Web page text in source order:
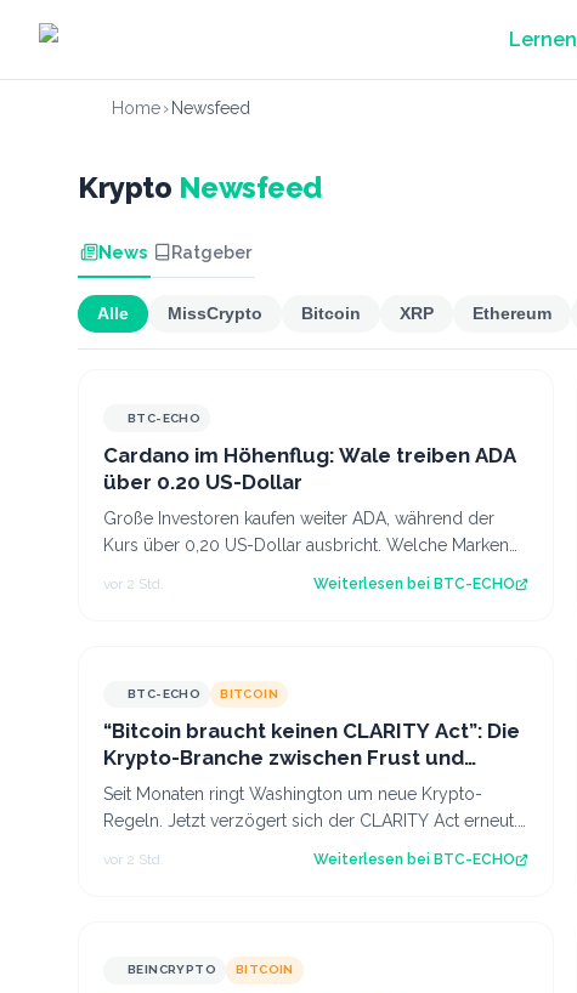
Lernen
Home› Newsfeed
Krypto Newsfeed
News Ratgeber
Alle MissCrypto Bitcoin XRP Ethereum
BTC-ECHO
Cardano im Höhenflug: Wale treiben ADA
über 0.20 US-Dollar
Große Investoren kaufen weiter ADA, während der
Kurs über 0,20 US-Dollar ausbricht. Welche Marken
vor 2 Std. Weiterlesen bei BTC-ECHO
BTC-ECHO BITCOIN
“Bitcoin braucht keinen CLARITY Act”: Die
Krypto-Branche zwischen Frust und
Hoffnung
Seit Monaten ringt Washington um neue Krypto-
Regeln. Jetzt verzögert sich der CLARITY Act erneut.
vor 2 Std. Weiterlesen bei BTC-ECHO
BEINCRYPTO BITCOIN